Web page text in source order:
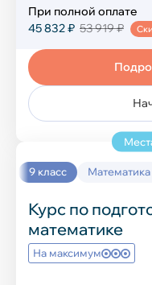
Семейное
Семейное
При полной оплате
45 832 ₽ 53 919 ₽
9 класс Математика
Курс по
математике
На максимум